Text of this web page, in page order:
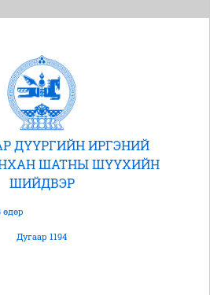
ДҮҮРГИЙН ИРГЭНИЙ
ШАТНЫ ШҮҮХИЙН
ШИЙДВЭР
өдөр
Дугаар 1194